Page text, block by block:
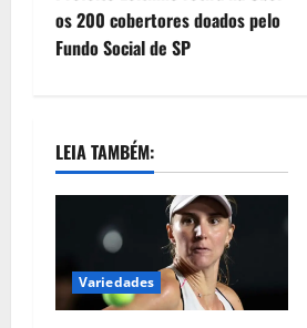
os 200 cobertores doados pelo
Fundo Social de SP
LEIA TAMBÉM:
Variedades